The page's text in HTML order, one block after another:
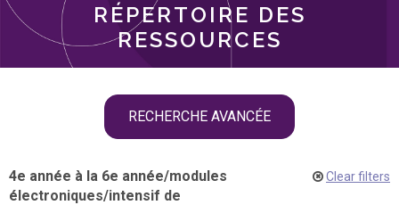
langue
RÉPERTOIRE DES
RESSOURCES
RECHERCHE AVANCÉE
4e année à la 6e année/modules
électroniques/intensif de
Clear filters